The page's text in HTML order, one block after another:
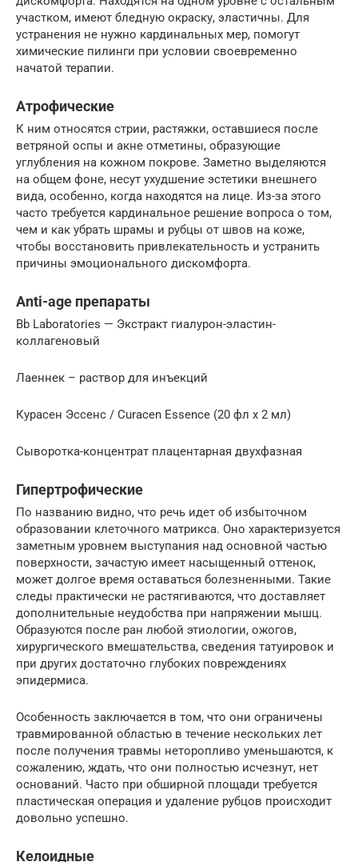
участком, имеют бледную окраску, эластичны. Для
устранения не нужно кардинальных мер, помогут
химические пилинги при условии своевременно
начатой терапии.
Атрофические
К ним относятся стрии, растяжки, оставшиеся после
ветряной оспы и акне отметины, образующие
углубления на кожном покрове. Заметно выделяются
на общем фоне, несут ухудшение эстетики внешнего
вида, особенно, когда находятся на лице. Из-за этого
часто требуется кардинальное решение вопроса о том,
чем и как убрать шрамы и рубцы от швов на коже,
чтобы восстановить привлекательность и устранить
причины эмоционального дискомфорта.
Anti-age препараты
Bb Laboratories — Экстракт гиалурон-эластин-
коллагеновый
Лаеннек – раствор для инъекций
Курасен Эссенс / Curacen Essence (20 фл х 2 мл)
Cыворотка-концентрат плацентарная двухфазная
Гипертрофические
По названию видно, что речь идет об избыточном
образовании клеточного матрикса. Оно характеризуется
заметным уровнем выступания над основной частью
поверхности, зачастую имеет насыщенный оттенок,
может долгое время оставаться болезненными. Такие
следы практически не растягиваются, что доставляет
дополнительные неудобства при напряжении мышц.
Образуются после ран любой этиологии, ожогов,
хирургического вмешательства, сведения татуировок и
при других достаточно глубоких повреждениях
эпидермиса.
Особенность заключается в том, что они ограничены
травмированной областью в течение нескольких лет
после получения травмы неторопливо уменьшаются, к
сожалению, ждать, что они полностью исчезнут, нет
оснований. Часто при обширной площади требуется
пластическая операция и удаление рубцов происходит
довольно успешно.
Келоидные